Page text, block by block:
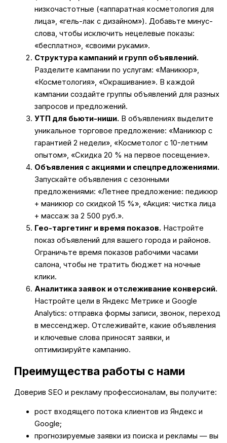
низкочастотные («аппаратная косметология для
лица», «гель-лак с дизайном»). Добавьте минус-
слова, чтобы исключить нецелевые показы:
«бесплатно», «своими руками».
Структура кампаний и групп объявлений.
Разделите кампании по услугам: «Маникюр»,
«Косметология», «Окрашивание». В каждой
кампании создайте группы объявлений для разных
запросов и предложений.
УТП для бьюти-ниши. В объявлениях выделите
уникальное торговое предложение: «Маникюр с
гарантией 2 недели», «Косметолог с 10-летним
опытом», «Скидка 20 % на первое посещение».
Объявления с акциями и спецпредложениями.
Запускайте объявления с сезонными
предложениями: «Летнее предложение: педикюр
+ маникюр со скидкой 15 %», «Акция: чистка лица
+ массаж за 2 500 руб.».
Гео-таргетинг и время показов. Настройте
показ объявлений для вашего города и районов.
Ограничьте время показов рабочими часами
салона, чтобы не тратить бюджет на ночные
клики.
Аналитика заявок и отслеживание конверсий.
Настройте цели в Яндекс Метрике и Google
Analytics: отправка формы записи, звонок, переход
в мессенджер. Отслеживайте, какие объявления
и ключевые слова приносят заявки, и
оптимизируйте кампанию.
Преимущества работы с нами
Доверив SEO и рекламу профессионалам, вы получите:
рост входящего потока клиентов из Яндекс и
Google;
прогнозируемые заявки из поиска и рекламы — вы